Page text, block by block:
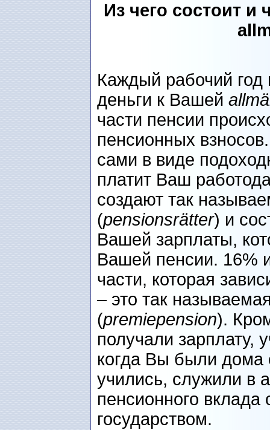
Из чего состоит и
Каждый рабочий
деньги к Вашей
части пенсии
пенсионных
сами в виде
платит Ваш
создают так
(pensionsrätter) и
Вашей зарплаты,
Вашей пенсии. 16%
части, которая
– это так
(premiepension).
получали зарплату,
когда Вы были дома
учились, служили в
пенсионного вклада
государством.